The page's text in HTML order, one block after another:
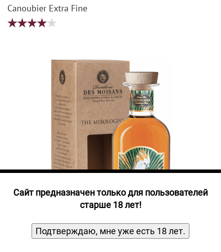
关于我们
Ликер
Canoubier Extra Fine
Cайт предназначен только для пользователей
старше 18 лет!
Подтверждаю, мне уже есть 18 лет.